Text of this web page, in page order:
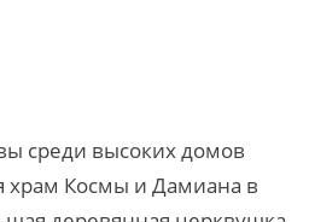
среди высоких домов
храм Космы и Дамиана в